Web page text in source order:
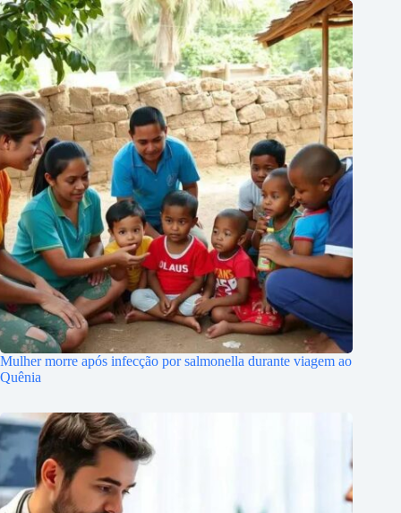
Mulher morre após infecção por salmonella durante viagem ao
Quênia